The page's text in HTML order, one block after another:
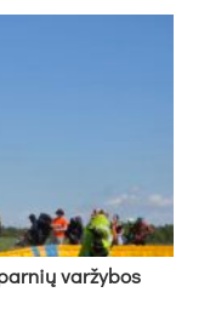
var­žy­bos